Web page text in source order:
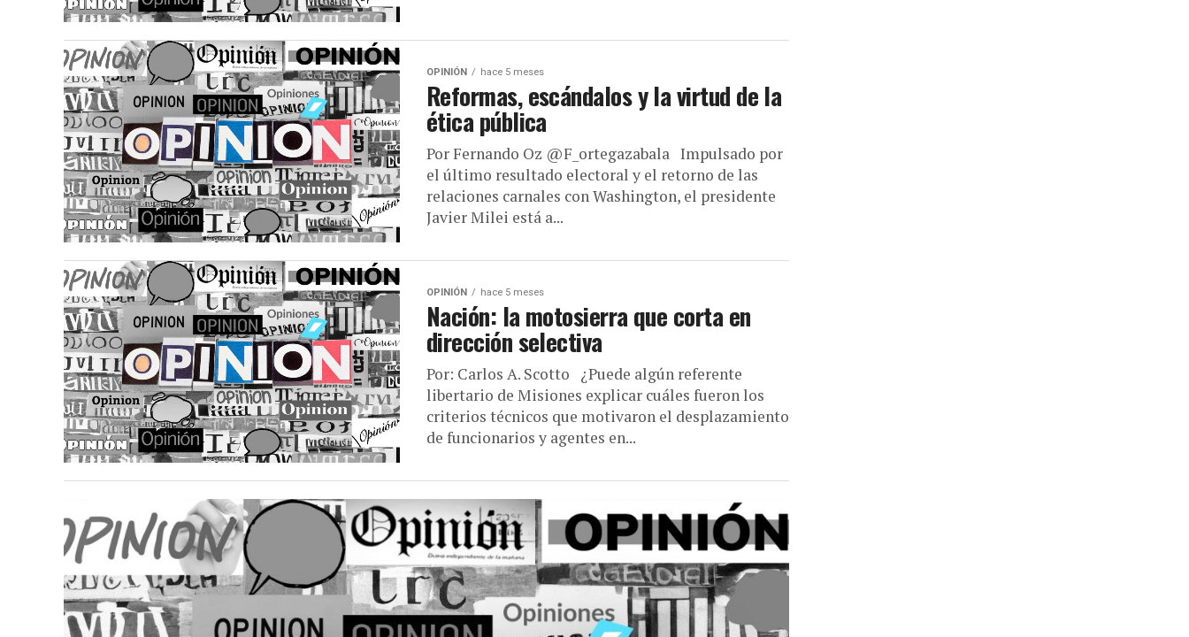
OPINIÓN hace 5 meses
Reformas, escándalos y la virtud de la
ética pública
Por Fernando Oz @F_ortegazabala Impulsado por
el último resultado electoral y el retorno de las
relaciones carnales con Washington, el presidente
Javier Milei está a...
OPINIÓN hace 5 meses
Nación: la motosierra que corta en
dirección selectiva
Por: Carlos A. Scotto ¿Puede algún referente
libertario de Misiones explicar cuáles fueron los
criterios técnicos que motivaron el desplazamiento
de funcionarios y agentes en...